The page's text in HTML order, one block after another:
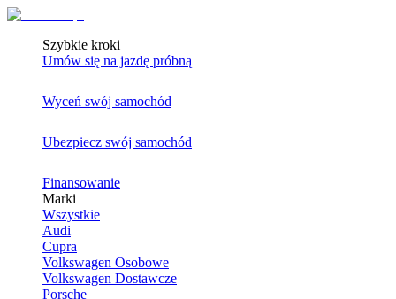
Szybkie kroki
Umów się na jazdę próbną
Wyceń swój samochód
Ubezpiecz swój samochód
Finansowanie
Marki
Wszystkie
Audi
Cupra
Volkswagen Osobowe
Volkswagen Dostawcze
Porsche